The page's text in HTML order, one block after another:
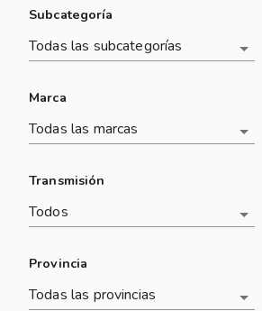
Subcategoría
Todas las subcategorías
Marca
Todas las marcas
Transmisión
Todos
Provincia
Todas las provincias